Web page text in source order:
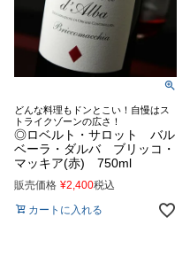
どんな料理もドンとこい！自慢はス
トライクゾーンの広さ！
◎ロベルト・サロット バル
ベーラ・ダルバ ブリッコ・
マッキア(赤) 750ml
販売価格 ¥2,400税込
カートに入れる